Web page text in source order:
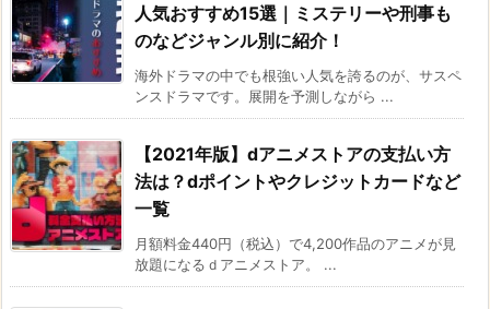
人気おすすめ15選｜ミステリーや刑事も
のなどジャンル別に紹介！
海外ドラマの中でも根強い人気を誇るのが、サスペ
ンスドラマです。展開を予測しながら ...
【2021年版】dアニメストアの支払い方
法は？dポイントやクレジットカードなど
一覧
月額料金440円（税込）で4,200作品のアニメが見
放題になるｄアニメストア。 ...